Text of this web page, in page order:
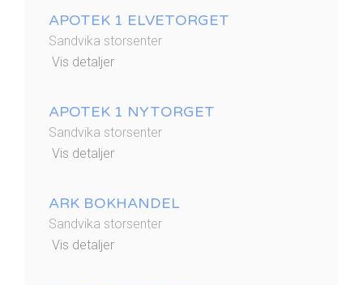
APOTEK 1 ELVETORGET
Sandvika storsenter
Vis detaljer
APOTEK 1 NYTORGET
Sandvika storsenter
Vis detaljer
ARK BOKHANDEL
Sandvika storsenter
Vis detaljer